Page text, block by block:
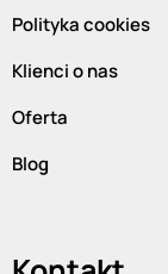
Polityka cookies
Klienci o nas
Oferta
Blog